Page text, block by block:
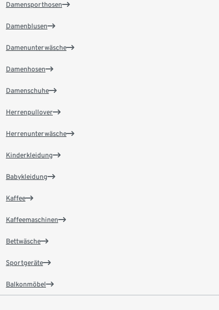
Damensporthosen
Damenblusen
Damenunterwäsche
Damenhosen
Damenschuhe
Herrenpullover
Herrenunterwäsche
Kinderkleidung
Babykleidung
Kaffee
Kaffeemaschinen
Bettwäsche
Sportgeräte
Balkonmöbel